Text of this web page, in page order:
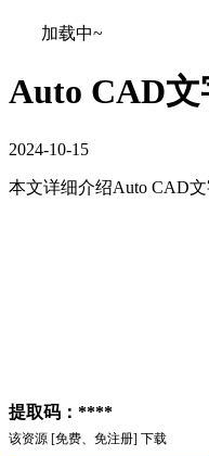
加载中~
Auto CAD
2024-10-15
本文详细介绍Auto CAD
提取码：****
该资源 [免费、免注册] 下载